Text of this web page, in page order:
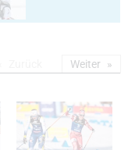
Weiter